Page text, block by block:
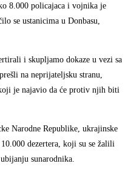
8.000 policajaca i vojnika je
se ustanicima u Donbasu,
i skupljamo dokaze u vezi sa
na neprijateljsku stranu,
je najavio da će protiv njih biti
Narodne Republike, ukrajinske
dezertera, koji su se žalili
sunarodnika.